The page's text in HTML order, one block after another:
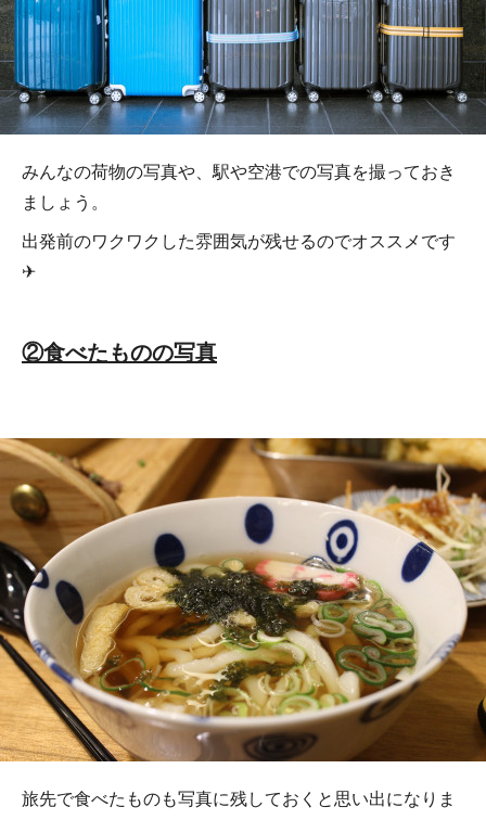
みんなの荷物の写真や、駅や空港での写真を撮っておき
ましょう。
出発前のワクワクした雰囲気が残せるのでオススメです
✈
②食べたものの写真
旅先で食べたものも写真に残しておくと思い出になりま